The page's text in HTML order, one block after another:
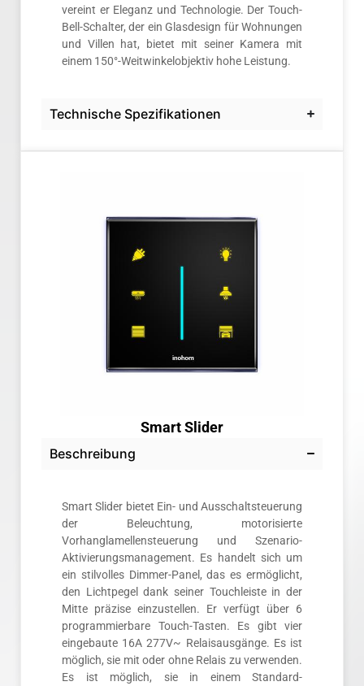
vereint er Eleganz und Technologie. Der Touch-
Bell-Schalter, der ein Glasdesign für Wohnungen
und Villen hat, bietet mit seiner Kamera mit
einem 150°-Weitwinkelobjektiv hohe Leistung.
Technische Spezifikationen
Smart Slider
Beschreibung
Smart Slider bietet Ein- und Ausschaltsteuerung
der Beleuchtung, motorisierte
Vorhanglamellensteuerung und Szenario-
Aktivierungsmanagement. Es handelt sich um
ein stilvolles Dimmer-Panel, das es ermöglicht,
den Lichtpegel dank seiner Touchleiste in der
Mitte präzise einzustellen. Er verfügt über 6
programmierbare Touch-Tasten. Es gibt vier
eingebaute 16A 277V~ Relaisausgänge. Es ist
möglich, sie mit oder ohne Relais zu verwenden.
Es ist möglich, sie in einem Standard-